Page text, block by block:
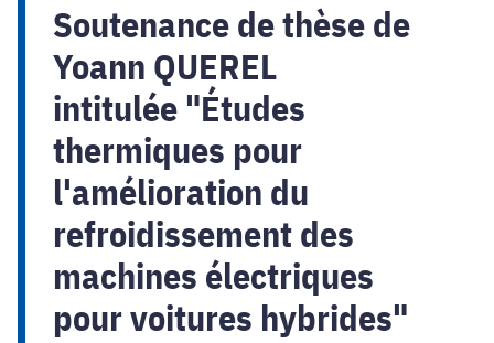
Soutenance de thèse de
Yoann QUEREL
intitulée "Études
thermiques pour
l'amélioration du
refroidissement des
machines électriques
pour voitures hybrides"